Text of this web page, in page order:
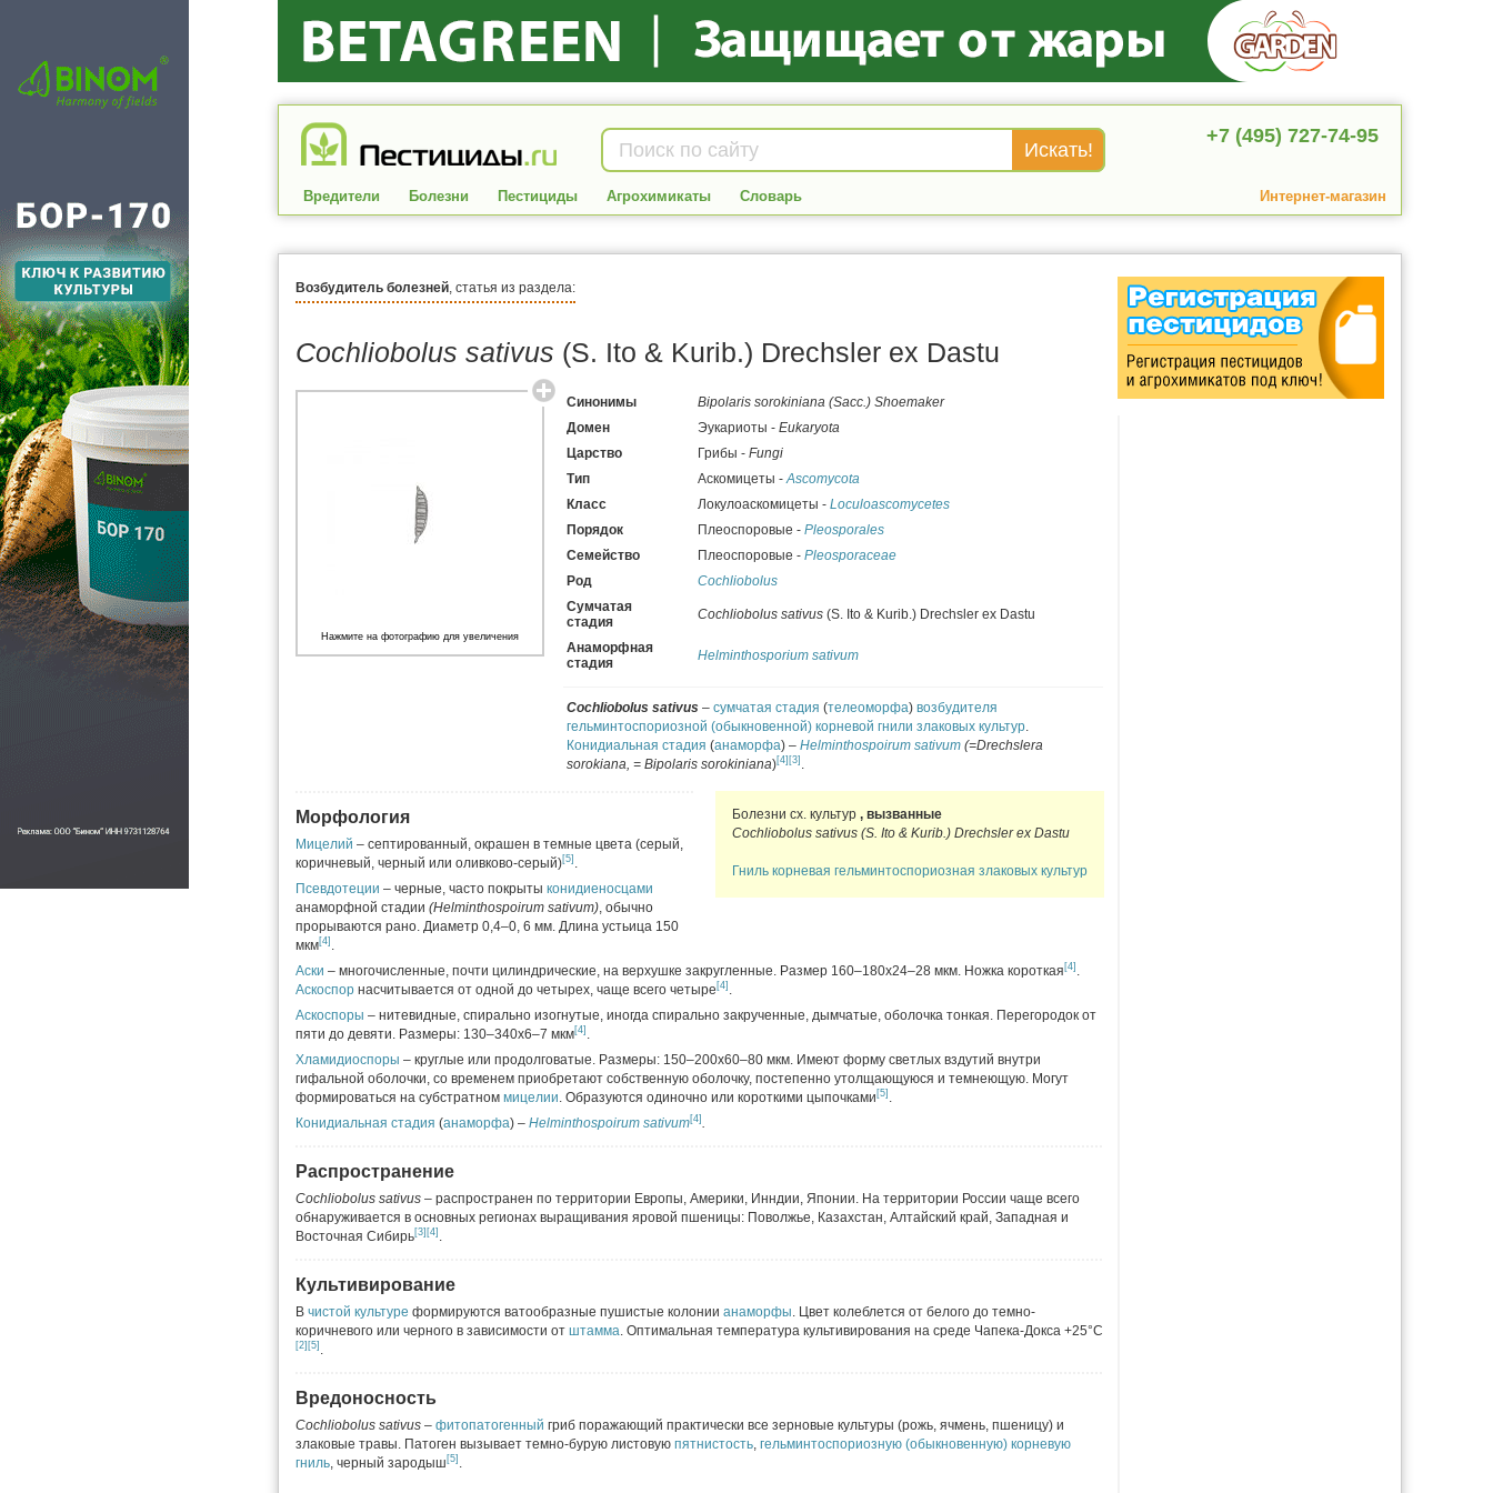
+7 (495) 727-74-95
Вредители Болезни Пестициды Агрохимикаты Словарь Интернет-магазин
Возбудитель болезней, статья из раздела:
Cochliobolus sativus (S. Ito & Kurib.) Drechsler ex Dastu
Синонимы Bipolaris sorokiniana (Sacc.) Shoemaker
Домен
Эукариоты - Eukaryota
Царство
Грибы - Fungi
Тип
Аскомицеты -Ascomycota
Класс
Локулоаскомицеты - Loculoascomycetes
Порядок
Плеоспоровые - Pleosporales
Семейство
Плеоспоровые - Pleosporaceae
Род
Cochliobolus
Сумчатая
стадия
Cochliobolus sativus (S. Ito & Kurib.) Drechsler ex Dastu
Анаморфная
стадия
Helminthosporium sativum
Cochliobolus sativus – сумчатая стадия (телеоморфа) возбудителя
гельминтоспориозной (обыкновенной) корневой гнили злаковых культур.
Конидиальная стадия (анаморфа) – Helminthospoirum sativum (=Drechslera
sorokiana, = Bipolaris sorokiniana)[4] [3] .
Нажмите на фотографию для увеличения
Болезни сх. культур , вызванные
Cochliobolus sativus (S. Ito & Kurib.) Drechsler ex Dastu
Гниль корневая гельминтоспориозная злаковых культур
Морфология
Мицелий – септированный, окрашен в темные цвета (серый,
коричневый, черный или оливково-серый)[5] .
Псевдотеции – черные, часто покрыты конидиеносцами
анаморфной стадии (Helminthospoirum sativum), обычно
прорываются рано. Диаметр 0,4–0, 6 мм. Длина устьица 150
мкм[4] .
Аски – многочисленные, почти цилиндрические, на верхушке закругленные. Размер 160–180х24–28 мкм. Ножка короткая [4] .
Аскоспор насчитывается от одной до четырех, чаще всего четыре [4] .
Аскоспоры – нитевидные, спирально изогнутые, иногда спирально закрученные, дымчатые, оболочка тонкая. Перегородок от
пяти до девяти. Размеры: 130–340х6–7 мкм[4] .
Хламидиоспоры – круглые или продолговатые. Размеры: 150–200х60–80 мкм. Имеют форму светлых вздутий внутри
гифальной оболочки, со временем приобретают собственную оболочку, постепенно утолщающуюся и темнеющую. Могут
формироваться на субстратном мицелии. Образуются одиночно или короткими цыпочками [5] .
Конидиальная стадия (анаморфа) – Helminthospoirum sativum[4] .
Распространение
Cochliobolus sativus – распространен по территории Европы, Америки, Инндии, Японии. На территории России чаще всего
обнаруживается в основных регионах выращивания яровой пшеницы: Поволжье, Казахстан, Алтайский край, Западная и
Восточная Сибирь[3] [4] .
Культивирование
В чистой культуре формируются ватообразные пушистые колонии анаморфы. Цвет колеблется от белого до темно-
коричневого или черного в зависимости от штамма. Оптимальная температура культивирования на среде Чапека-Докса +25°C
[2] [5] .
Вредоносность
Cochliobolus sativus – фитопатогенный гриб поражающий практически все зерновые культуры (рожь, ячмень, пшеницу) и
злаковые травы. Патоген вызывает темно-бурую листовую пятнистость, гельминтоспориозную (обыкновенную) корневую
гниль, черный зародыш [5] .